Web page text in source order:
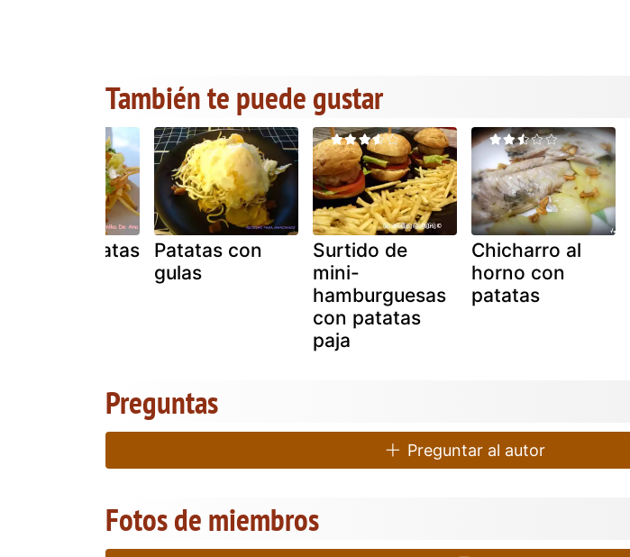
También te puede gustar
de patatas
Patatas con
gulas
Surtido de
mini-
hamburguesas
con patatas
paja
Chicharro al
horno con
patatas
Preguntas
Preguntar al autor
Fotos de miembros